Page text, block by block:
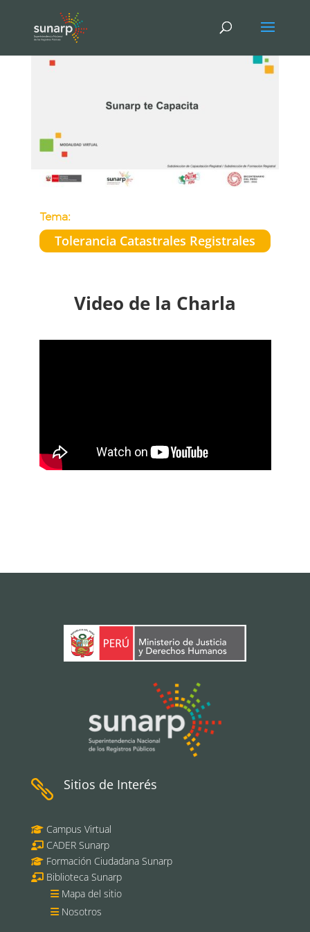
Tema:
Tolerancia Catastrales Registrales
Video de la Charla
 Sitios de Interés
Campus Virtual
CADER Sunarp
Formación Ciudadana Sunarp
Biblioteca Sunarp
Mapa del sitio
Nosotros